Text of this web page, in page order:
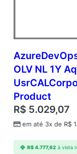
OLV NL 1Y
Product
R$ 5.029,07
em até 3x de R$
R$4.777,62 à vista